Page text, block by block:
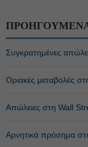
Συγκρατημένες
Οριακές μεταβολές
Απώλειες στη Wall
Αρνητικά πρόσημα